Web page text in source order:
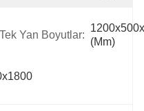
Tek Yan Boyutlar:
(mm)